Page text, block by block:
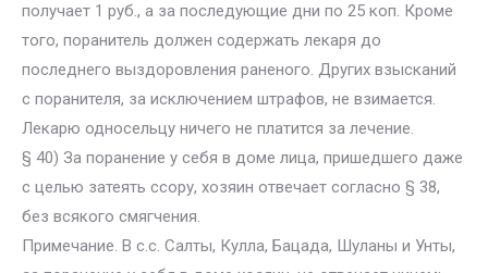
получает 1 руб., а за последующие дни по 25 коп. Кроме
того, поранитель должен содержать лекаря до
последнего выздоровления раненого. Других взысканий
с поранителя, за исключением штрафов, не взимается.
Лекарю односельцу ничего не платится за лечение.
§ 40) За поранение у себя в доме лица, пришедшего даже
с целью затеять ссору, хозяин отвечает согласно § 38,
без всякого смягчения.
Примечание. В с.с. Салты, Кулла, Бацада, Шуланы и Унты,